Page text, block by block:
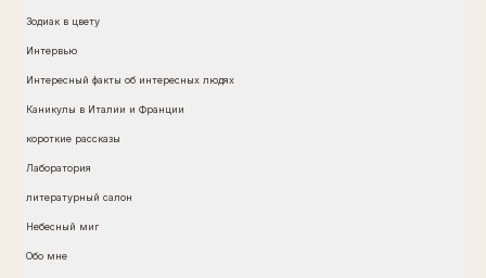
Зодиак в цвету
Интервью
Интересный факты об интересных людях
Каникулы в Италии и Франции
короткие рассказы
Лаборатория
литературный салон
Небесный миг
Обо мне